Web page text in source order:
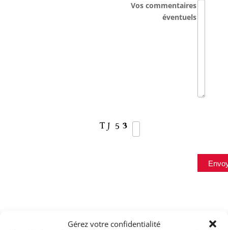
Gérez votre confidentialité
Vos commentaires
éventuels